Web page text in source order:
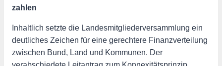
zahlen
Inhaltlich setzte die Landesmitgliederversammlung ein
deutliches Zeichen für eine gerechtere Finanzverteilung
zwischen Bund, Land und Kommunen. Der